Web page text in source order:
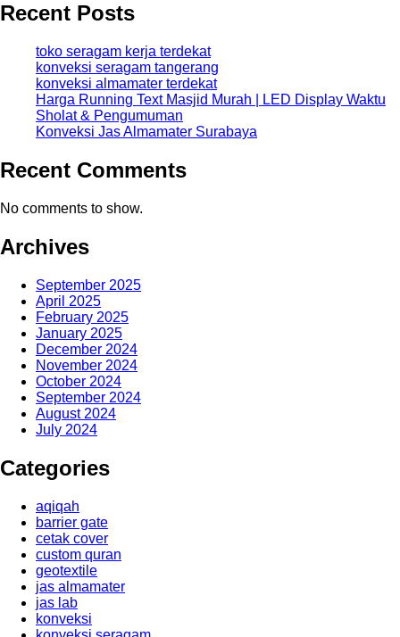
Recent Posts
toko seragam kerja terdekat
konveksi seragam tangerang
konveksi almamater terdekat
Harga Running Text Masjid Murah | LED Display Waktu
Sholat & Pengumuman
Konveksi Jas Almamater Surabaya
Recent Comments
No comments to show.
Archives
September 2025
April 2025
February 2025
January 2025
December 2024
November 2024
October 2024
September 2024
August 2024
July 2024
Categories
aqiqah
barrier gate
cetak cover
custom quran
geotextile
jas almamater
jas lab
konveksi